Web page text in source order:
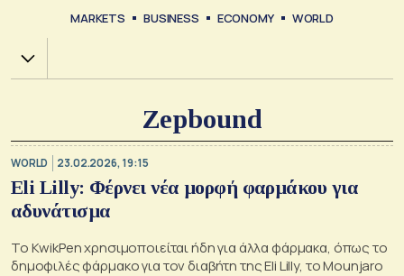
MARKETS BUSINESS ECONOMY WORLD
Χ.Α.
Zepbound
WORLD 23.02.2026, 19:15
Eli Lilly: Φέρνει νέα μορφή φαρμάκου για
αδυνάτισμα
To KwikPen χρησιμοποιείται ήδη για άλλα φάρμακα, όπως το
δημοφιλές φάρμακο για τον διαβήτη της Eli Lilly, το Mounjaro